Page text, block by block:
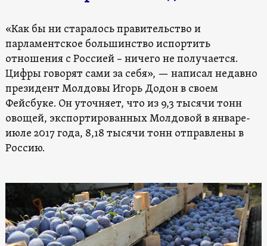
«Как бы ни старалось правительство и
парламентское большинство испортить
отношения с Россией – ничего не получается.
Цифры говорят сами за себя», — написал недавно
президент Молдовы Игорь Додон в своем
Фейсбуке. Он уточняет, что из 9,3 тысячи тонн
овощей, экспортированных Молдовой в январе-
июле 2017 года, 8,18 тысячи тонн отправлены в
Россию.